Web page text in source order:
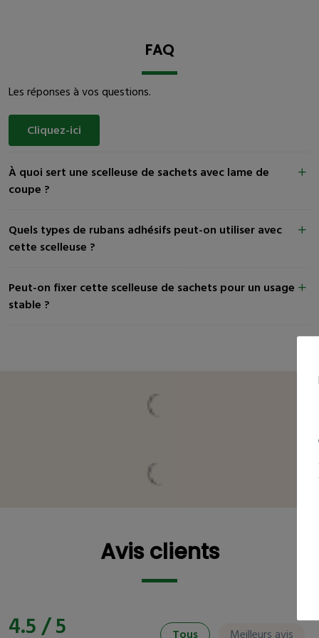
FAQ
Les réponses à vos questions.
Cliquez-ici
À quoi sert une scelleuse de sachets avec lame de
coupe ?
Quels types de rubans adhésifs peut-on utiliser avec
cette scelleuse ?
Peut-on fixer cette scelleuse de sachets pour un usage
stable ?
Vous pourriez être intéressé
Avis clients
4.5 / 5 Tous Meilleurs avis